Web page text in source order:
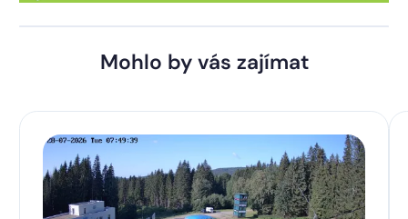
Mohlo by vás zajímat